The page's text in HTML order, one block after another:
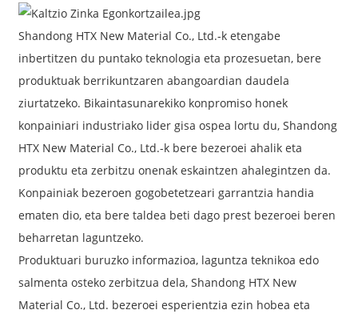
Shandong HTX New Material Co., Ltd.-k etengabe
inbertitzen du puntako teknologia eta prozesuetan, bere
produktuak berrikuntzaren abangoardian daudela
ziurtatzeko. Bikaintasunarekiko konpromiso honek
konpainiari industriako lider gisa ospea lortu du, Shandong
HTX New Material Co., Ltd.-k bere bezeroei ahalik eta
produktu eta zerbitzu onenak eskaintzen ahalegintzen da.
Konpainiak bezeroen gogobetetzeari garrantzia handia
ematen dio, eta bere taldea beti dago prest bezeroei beren
beharretan laguntzeko.
Produktuari buruzko informazioa, laguntza teknikoa edo
salmenta osteko zerbitzua dela, Shandong HTX New
Material Co., Ltd. bezeroei esperientzia ezin hobea eta